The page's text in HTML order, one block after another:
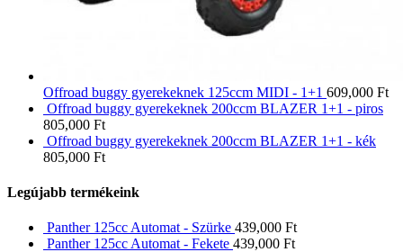
Offroad buggy gyerekeknek 125ccm MIDI - 1+1 609,000 Ft
Offroad buggy gyerekeknek 200ccm BLAZER 1+1 - piros
805,000 Ft
Offroad buggy gyerekeknek 200ccm BLAZER 1+1 - kék
805,000 Ft
Legújabb termékeink
Panther 125cc Automat - Szürke 439,000 Ft
Panther 125cc Automat - Fekete 439,000 Ft